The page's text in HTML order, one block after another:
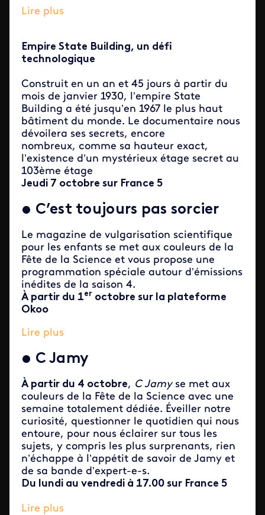
Lire plus
Empire State Building, un défi
technologique
Construit en un an et 45 jours à partir du
mois de janvier 1930, l’empire State
Building a été jusqu’en 1967 le plus haut
bâtiment du monde. Le documentaire nous
dévoilera ses secrets, encore
nombreux, comme sa hauteur exact,
l’existence d’un mystérieux étage secret au
103ème étage
Jeudi 7 octobre sur France 5
• C’est toujours pas sorcier
Le magazine de vulgarisation scientifique
pour les enfants se met aux couleurs de la
Fête de la Science et vous propose une
programmation spéciale autour d’émissions
inédites de la saison 4.
À partir du 1er octobre sur la plateforme
Okoo
Lire plus
• C Jamy
À partir du 4 octobre, C Jamyse met aux
couleurs de la Fête de la Science avec une
semaine totalement dédiée. Éveiller notre
curiosité, questionner le quotidien qui nous
entoure, pour nous éclairer sur tous les
sujets, y compris les plus surprenants, rien
n’échappe à l’appétit de savoir de Jamy et
de sa bande d’expert-e-s.
Du lundi au vendredi à 17.00 sur France 5
Lire plus